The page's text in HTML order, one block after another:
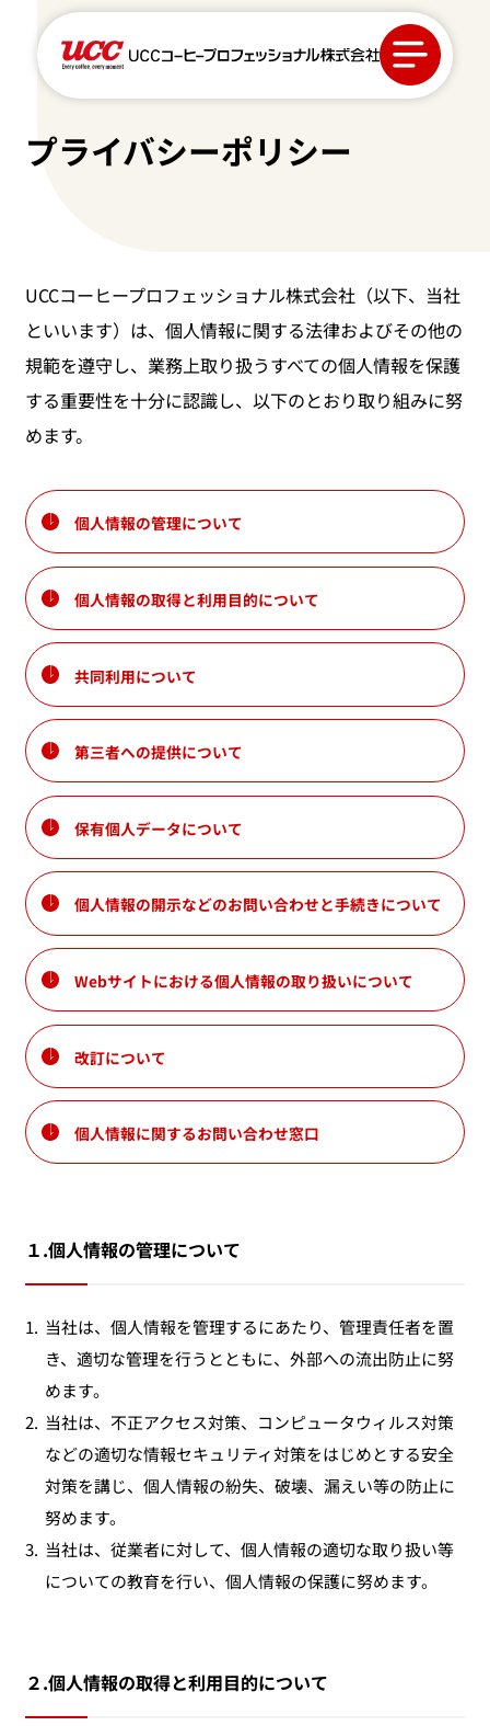
商品ラインアップ
スマイルマガジン
会社情報
お取引について
お問い合わせ
業務用食材ECサイト
プライバシーポリシー
UCCコーヒープロフェッショナル株式会社（以下、当社
といいます）は、個人情報に関する法律およびその他の
規範を遵守し、業務上取り扱うすべての個人情報を保護
する重要性を十分に認識し、以下のとおり取り組みに努
めます。
個人情報の管理について
個人情報の取得と利用目的について
共同利用について
第三者への提供について
保有個人データについて
個人情報の開示などのお問い合わせと手続きについて
Webサイトにおける個人情報の取り扱いについて
改訂について
個人情報に関するお問い合わせ窓口
１.個人情報の管理について
1. 当社は、個人情報を管理するにあたり、管理責任者を置
き、適切な管理を行うとともに、外部への流出防止に努
めます。
2. 当社は、不正アクセス対策、コンピュータウィルス対策
などの適切な情報セキュリティ対策をはじめとする安全
対策を講じ、個人情報の紛失、破壊、漏えい等の防止に
努めます。
3. 当社は、従業者に対して、個人情報の適切な取り扱い等
についての教育を行い、個人情報の保護に努めます。
２.個人情報の取得と利用目的について